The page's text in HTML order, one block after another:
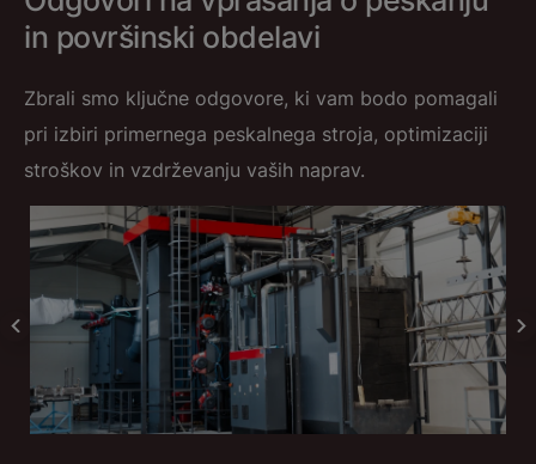
in površinski obdelavi
Zbrali smo ključne odgovore, ki vam bodo pomagali
pri izbiri primernega peskalnega stroja, optimizaciji
stroškov in vzdrževanju vaših naprav.